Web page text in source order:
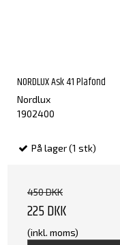
NORDLUX Ask 41 Plafond
Nordlux
1902400
På lager (1 stk)
450 DKK
225 DKK
(inkl. moms)